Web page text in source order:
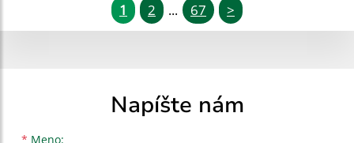
1 2 ... 67 >
Napíšte nám
* Meno: